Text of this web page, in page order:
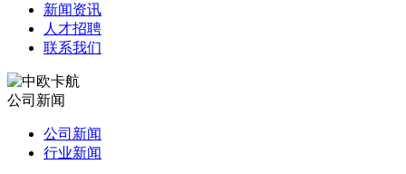
新闻资讯
人才招聘
联系我们
公司新闻
公司新闻
行业新闻